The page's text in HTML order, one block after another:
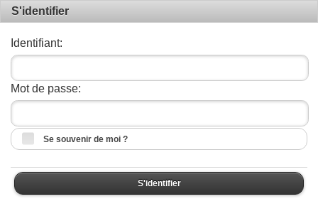
S'identifier
Identifiant:
Mot de passe:
Se souvenir de moi ?
S'identifier